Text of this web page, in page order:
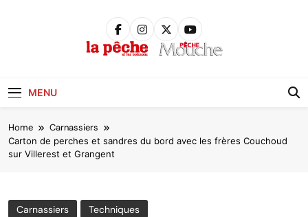
MENU
Home Carnassiers
Carton de perches et sandres du bord avec les frères Couchoud
sur Villerest et Grangent
Carnassiers Techniques